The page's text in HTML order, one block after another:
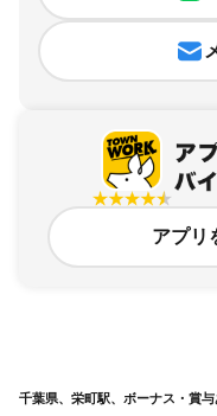
アプリ
千葉県、栄町駅、ボーナス・賞